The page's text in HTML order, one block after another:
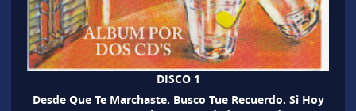
DISCO 1
Desde Que Te Marchaste. Busco Tue Recuerdo. Si Hoy